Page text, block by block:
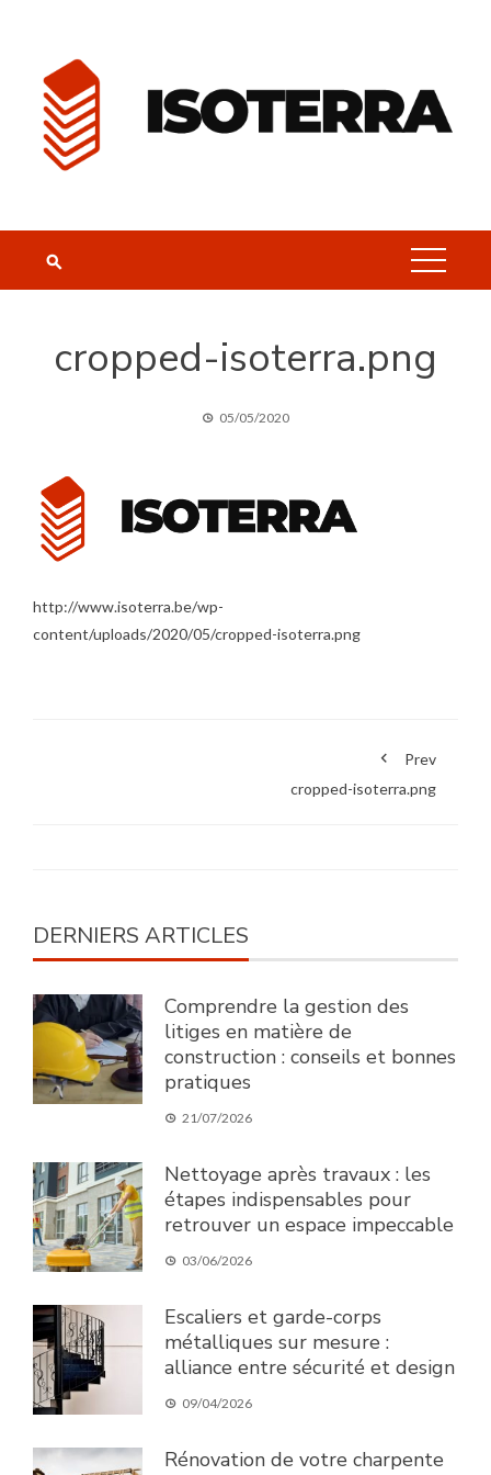
content
cropped-isoterra.png
05/05/2020
http://www.isoterra.be/wp-
content/uploads/2020/05/cropped-isoterra.png
Prev
cropped-isoterra.png
DERNIERS ARTICLES
Comprendre la gestion des
litiges en matière de
construction : conseils et bonnes
pratiques
21/07/2026
Nettoyage après travaux : les
étapes indispensables pour
retrouver un espace impeccable
03/06/2026
Escaliers et garde-corps
métalliques sur mesure :
alliance entre sécurité et design
09/04/2026
Rénovation de votre charpente